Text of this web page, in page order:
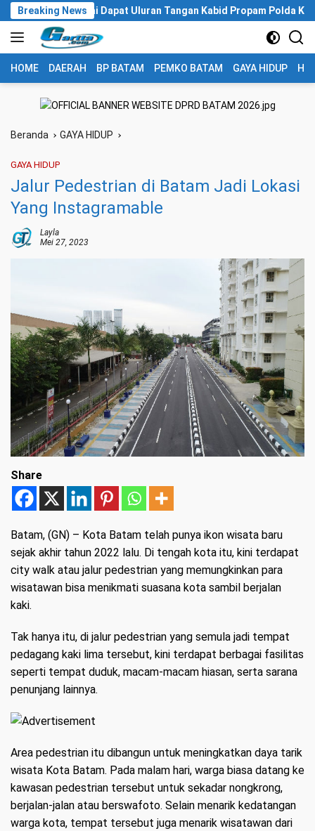
Langsung
ke
konten
Breaking News
Usai Dapat Uluran Tangan Kabid Propam Polda Kepri
HOME DAERAH BP BATAM PEMKO BATAM GAYA HIDUP
Beranda GAYA HIDUP
GAYA HIDUP
Jalur Pedestrian di Batam Jadi Lokasi
Yang Instagramable
Layla
Mei 27, 2023
Share
Batam, (GN) – Kota Batam telah punya ikon wisata baru
sejak akhir tahun 2022 lalu. Di tengah kota itu, kini terdapat
city walk atau jalur pedestrian yang memungkinkan para
wisatawan bisa menikmati suasana kota sambil berjalan
kaki.
Tak hanya itu, di jalur pedestrian yang semula jadi tempat
pedagang kaki lima tersebut, kini terdapat berbagai fasilitas
seperti tempat duduk, macam-macam hiasan, serta sarana
penunjang lainnya.
Area pedestrian itu dibangun untuk meningkatkan daya tarik
wisata Kota Batam. Pada malam hari, warga biasa datang ke
kawasan pedestrian tersebut untuk sekadar nongkrong,
berjalan-jalan atau berswafoto. Selain menarik kedatangan
warga kota, tempat tersebut juga menarik wisatawan dari